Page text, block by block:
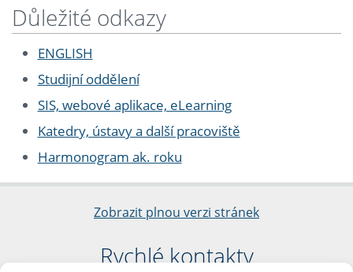
Důležité odkazy
ENGLISH
Studijní oddělení
SIS, webové aplikace, eLearning
Katedry, ústavy a další pracoviště
Harmonogram ak. roku
Zobrazit plnou verzi stránek
Rychlé kontakty